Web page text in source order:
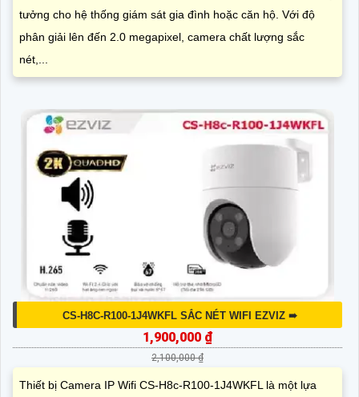
tưởng cho hệ thống giám sát gia đình hoặc căn hộ. Với độ
phân giải lên đến 2.0 megapixel, camera chất lượng sắc
nét,...
CS-H8C-R100-1J4WKFL SẮC NÉT WIFI EZVIZ ➠
1,900,000 ₫
2,100,000 ₫
Thiết bị Camera IP Wifi CS-H8c-R100-1J4WKFL là một lựa